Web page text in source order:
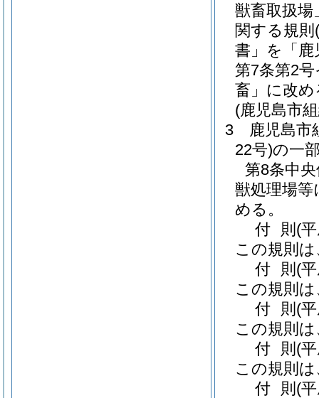
獣畜取扱場
関する規則
書」を「鹿
第7条第2
畜」に改め
(鹿児島市
3
鹿児島市
22号)の一
第8条中
獣処理場
める。
付 則 (
この規則
付 則 (
この規則
付 則 (
この規則
付 則 (
この規則
付 則 (